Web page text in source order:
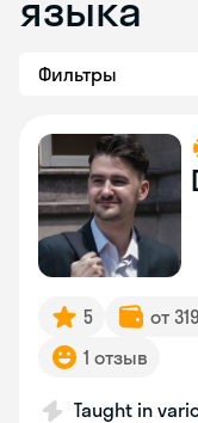
Фильтры
5 от
1 отзыв
Taught in